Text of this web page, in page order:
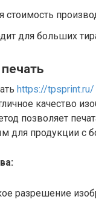
стоимость
для больших
https://tpsprint.ru/
качество
позволяет
для продукции с
разрешение